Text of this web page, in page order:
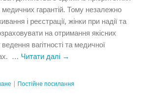
гарантій. Тому незалежно
і реєстрації, жінки при надії та
на отримання якісних
вагітності та медичної
… Читати далі →
Постійне посилання